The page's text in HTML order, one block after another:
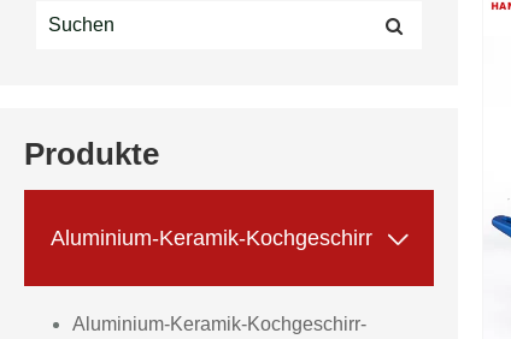
Produkte
Aluminium-Keramik-Kochgeschirr 
Aluminium-Keramik-Kochgeschirr-